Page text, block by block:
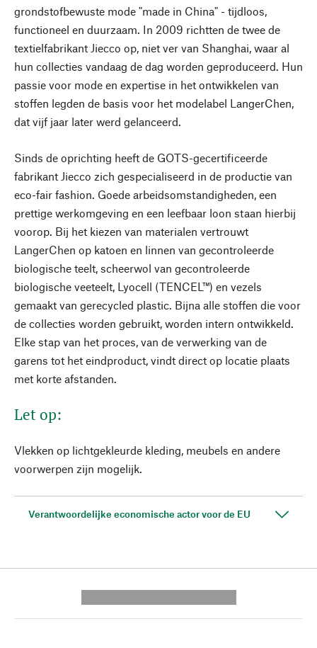
grondstofbewuste mode "made in China" - tijdloos,
functioneel en duurzaam. In 2009 richtten de twee de
textielfabrikant Jiecco op, niet ver van Shanghai, waar al
hun collecties vandaag de dag worden geproduceerd. Hun
passie voor mode en expertise in het ontwikkelen van
stoffen legden de basis voor het modelabel LangerChen,
dat vijf jaar later werd gelanceerd.
Sinds de oprichting heeft de GOTS-gecertificeerde
fabrikant Jiecco zich gespecialiseerd in de productie van
eco-fair fashion. Goede arbeidsomstandigheden, een
prettige werkomgeving en een leefbaar loon staan hierbij
voorop. Bij het kiezen van materialen vertrouwt
LangerChen op katoen en linnen van gecontroleerde
biologische teelt, scheerwol van gecontroleerde
biologische veeteelt, Lyocell (TENCEL™) en vezels
gemaakt van gerecycled plastic. Bijna alle stoffen die voor
de collecties worden gebruikt, worden intern ontwikkeld.
Elke stap van het proces, van de verwerking van de
garens tot het eindproduct, vindt direct op locatie plaats
met korte afstanden.
Let op:
Vlekken op lichtgekleurde kleding, meubels en andere
voorwerpen zijn mogelijk.
Verantwoordelijke economische actor voor de EU